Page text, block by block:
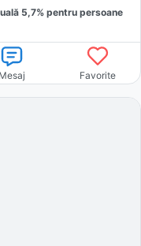
5,7% pentru persoane
Mesaj Favorite